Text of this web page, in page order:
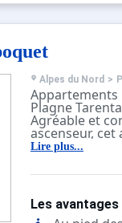
Alpes du Nord >
Appartements
Plagne
Agréable et
ascenseur,
compose d’un
Pour votre
Lire plus...
Les